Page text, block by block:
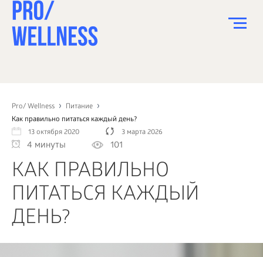
Pro/ Wellness
Питание
Как правильно питаться каждый день?
13 октября 2020
3 марта 2026
4 минуты 101
КАК ПРАВИЛЬНО
ПИТАТЬСЯ КАЖДЫЙ
ДЕНЬ?
СПОРТ
ЗДОРОВЬЕ
КРАСОТА
ПСИХОЛОГИЯ
ДЕТИ
ДОМ
КАК?